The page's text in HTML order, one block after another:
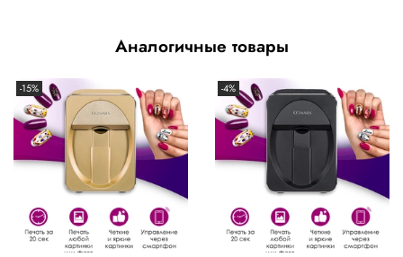
Аналогичные товары
-15% -4%